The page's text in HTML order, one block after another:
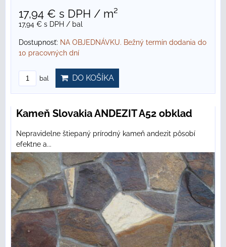
17,94 € s DPH / m²
17,94 € s DPH / bal
Dostupnosť: NA OBJEDNÁVKU. Bežný termín dodania do
10 pracovných dní
bal DO KOŠÍKA
Kameň Slovakia ANDEZIT A52 obklad
Nepravidelne štiepaný prírodný kameň andezit pôsobí
efektne a...